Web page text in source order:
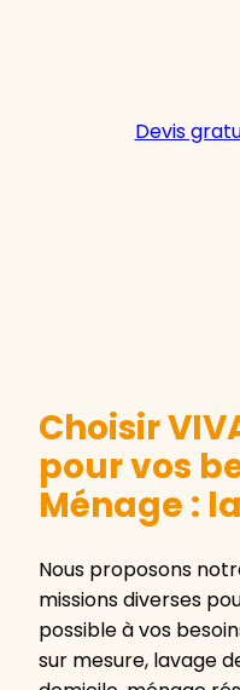
Devis
Choisir
pour vos
Ménage :
Nous proposons
missions diverses
possible à vos
sur mesure, lavage